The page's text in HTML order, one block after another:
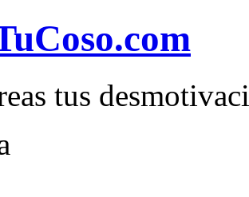
Coso.com
tus